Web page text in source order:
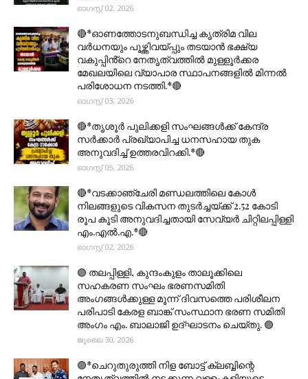
ഓഗസ്റ്റ് 02, 2026
🔴*ഓണത്തോടനുബന്ധിച്ച കൃത്രിമ വില
വർധനയും പൂഴ്ത്തിവയ്പ്പും തടയാൻ ഭക്ഷ്യ
വകുപ്പിൻ്റെ നേതൃത്വത്തിൽ മുള്ളൂർക്കര
മേഖലയിലെ വ്യാപാര സ്ഥാപനങ്ങളിൽ മിന്നൽ
പരിശോധന നടത്തി.*🔴
ഓഗസ്റ്റ് 03, 2026
🔴*തൃശൂര്‍ പുലിക്കളി സംഘങ്ങള്‍ക്ക് കേന്ദ്ര
സര്‍ക്കാര്‍ പ്രഖ്യാപിച്ച ധനസഹായ തുക
അനുവദിച്ച് ഉത്തരവിറക്കി.*🔴
ഓഗസ്റ്റ് 05, 2026
🔴*വടക്കാഞ്ചേരി മണ്ഡലത്തിലെ കോൾ
നിലങ്ങളുടെ വികസന തുടർച്ചയ്ക്ക് 2.52 കോടി
രൂപ കൂടി അനുവദിച്ചതായി സേവ്യർ ചിറ്റിലപ്പിള്ളി
എം.എൽ.എ.*🔴
ഓഗസ്റ്റ് 02, 2026
🟣 തലപ്പിള്ളി, കുന്ദംകുളം താലൂക്കിലെ
സഹകരണ സംഘം ഭരണസമിതി
അംഗങ്ങൾക്കുള്ള മൂന്ന് ദിവസത്തെ പരിശീലന
പരിപാടി കേരള ബാങ്ക് സംസ്ഥാന ഭരണ സമിതി
അംഗം എം. ബാലാജി ഉദ്ഘാടനം ചെയ്തു. 🟣
ജൂലൈ 30, 2026
🟣*ചെറുതുരുത്തി നിള ബോട്ട് ക്ലബ്ബിന്റെ